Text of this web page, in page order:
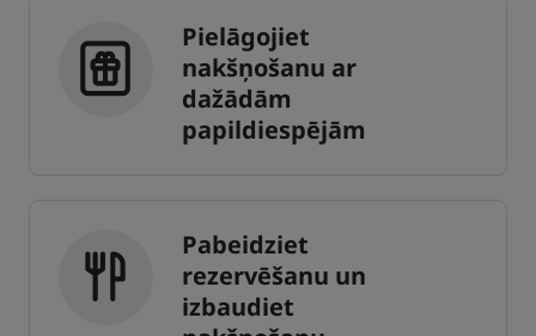
Pielāgojiet
nakšņošanu ar
dažādām
papildiespējām
Pabeidziet
rezervēšanu un
izbaudiet